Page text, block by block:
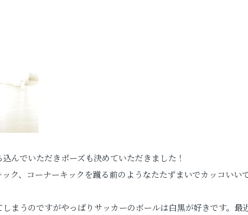
んでいただきポーズも決めていただきました！
ク、コーナーキックを蹴る前のようなたたずまいでカッコいい
まうのですがやっぱりサッカーのボールは白黒が好きです。